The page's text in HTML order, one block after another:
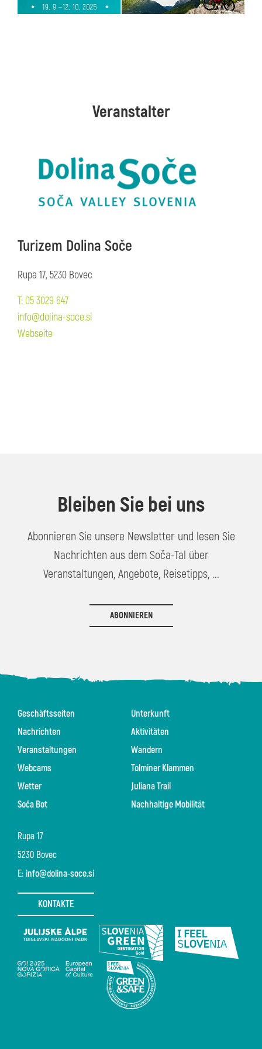
Veranstalter
Turizem Dolina Soče
Rupa 17, 5230 Bovec
T: 05 3029 647
info@dolina-soce.si
Webseite
Bleiben Sie bei uns
Abonnieren Sie unsere Newsletter und lesen Sie
Nachrichten aus dem Soča-Tal über
Veranstaltungen, Angebote, Reisetipps, ...
ABONNIEREN
Rupa 17
5230 Bovec
E: info@dolina-soce.si
KONTAKTE
Geschäftsseiten
Nachrichten
Veranstaltungen
Webcams
Wetter
Soča Bot
Unterkunft
Aktivitäten
Wandern
Tolminer Klammen
Juliana Trail
Nachhaltige Mobilität